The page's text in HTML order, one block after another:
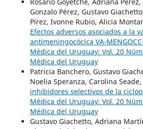
Gonzalo Pérez, Gustavo
Pírez, Ivonne Rubio, Alicia
Efectos adversos asociados a la
antimeningocócica VA-
Médica del Uruguay: Vol. 20
Médica del Uruguay
Patricia Banchero, Gustavo
Noelia Speranza, Carolina Seade,
inhibidores selectivos de la
Médica del Uruguay: Vol. 20
Médica del Uruguay
Gustavo Giachetto, Adriana